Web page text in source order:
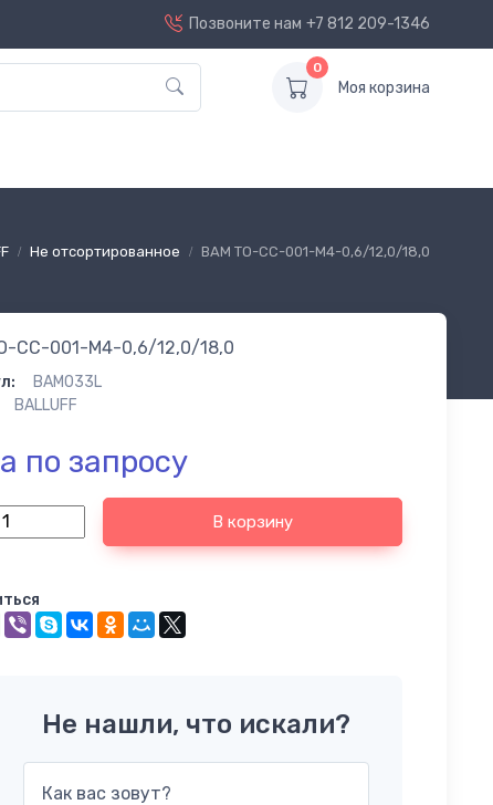
Позвоните нам +7 812 209-1346
0
Моя корзина
Не отсортированное BAM TO-CC-001-M4-0,6/12,0/18,0
CC-001-M4-0,6/12,0/18,0
BAM033L
BALLUFF
по запросу
В корзину
Не нашли, что искали?
Как вас зовут?